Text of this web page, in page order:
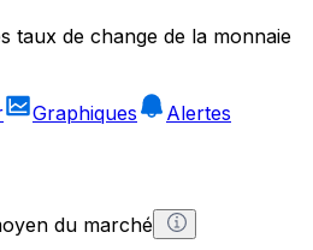
taux de change de la monnaie
Graphiques
Alertes
du marché